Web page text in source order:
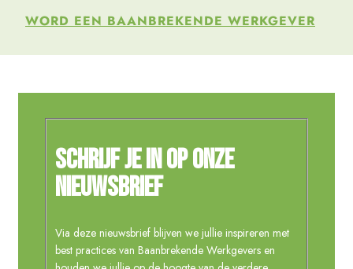
WORD EEN BAANBREKENDE WERKGEVER